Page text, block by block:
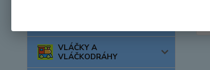
VLÁČKY A
VLÁČKODRÁHY